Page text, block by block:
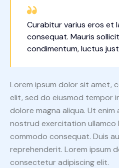
Curabitur varius eros et
consequat. Mauris
condimentum, luctus
Lorem ipsum dolor sit amet,
elit, sed do eiusmod tempor
dolore magna aliqua. Ut enim
nostrud exercitation ullamco
commodo consequat. Duis
reprehenderit. Lorem ipsum
consectetur adipiscing elit.